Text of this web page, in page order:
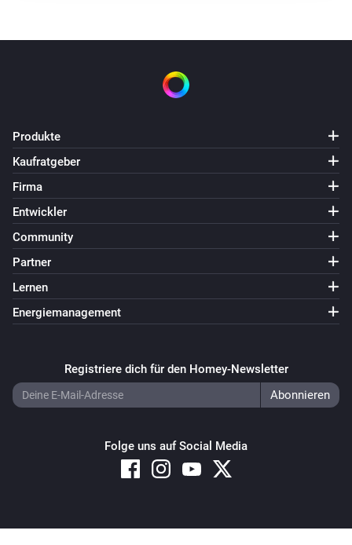
Produkte
Kaufratgeber
Firma
Entwickler
Community
Partner
Lernen
Energiemanagement
Registriere dich für den Homey-Newsletter
Folge uns auf Social Media